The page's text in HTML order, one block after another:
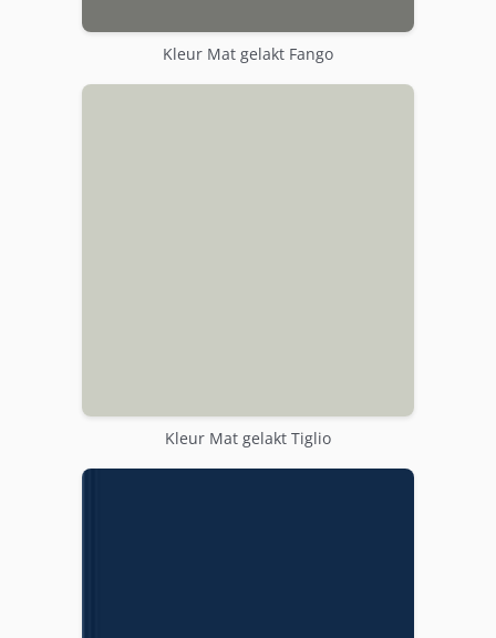
Kleur Mat gelakt Fango
Kleur Mat gelakt Tiglio